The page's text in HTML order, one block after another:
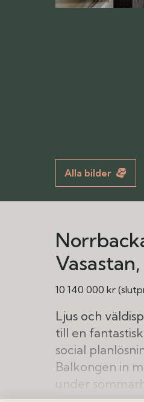
Alla bilder
Vasastan
10 140 000 kr
Ljus och
till en
social
Balkongen in
under